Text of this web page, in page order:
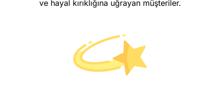
ve hayal kırıklığına uğrayan müşteriler.